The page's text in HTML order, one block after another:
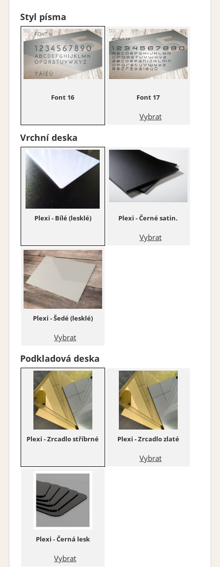
Styl písma
Font 16 Font 17
Vybrat
Vrchní deska
Plexi - Bílé (lesklé) Plexi - Černé satin.
Vybrat
Plexi - Šedé (lesklé)
Vybrat
Podkladová deska
Plexi - Zrcadlo stříbrné Plexi - Zrcadlo zlaté
Vybrat
Plexi - Černá lesk
Vybrat